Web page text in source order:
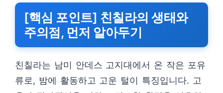
[핵심 포인트] 친칠라의 생태와
주의점, 먼저 알아두기
친칠라는 남미 안데스 고지대에서 온 작은 포유
류로, 밤에 활동하고 고운 털이 특징입니다. 고